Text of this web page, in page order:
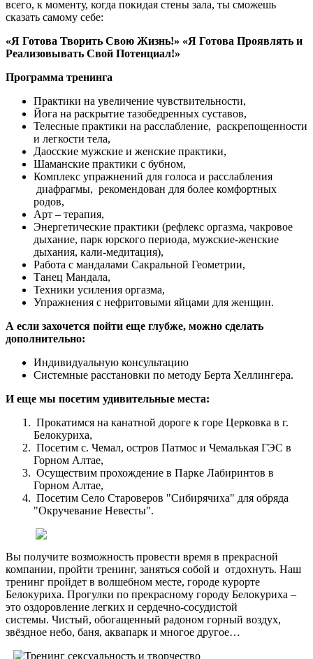
всего, к моменту, когда покидая стены зала, ты сможешь
сказать самому себе:
«Я Готова Творить Свою Жизнь!» «Я Готова Проявлять и
Реализовывать Свой Потенциал!»
Программа тренинга
Практики на увеличение чувствительности,
Йога на раскрытие тазобедренных суставов,
Телесные практики на расслабление, раскрепощенности
и легкости тела,
Даосские мужские и женские практики,
Шаманские практики с бубном,
Комплекс упражнений для голоса и расслабления
диафрагмы, рекомендован для более комфортных
родов,
Арт – терапия,
Энергетические практики (рефлекс оргазма, чакровое
дыхание, парк юрского периода, мужские-женские
дыхания, кали-медитация),
Работа с мандалами Сакральной Геометрии,
Танец Мандала,
Техники усиления оргазма,
Упражнения с нефритовыми яйцами для женщин.
А если захочется пойти еще глубже, можно сделать
дополнительно:
Индивидуальную консультацию
Системные расстановки по методу Берта Хеллингера.
И еще мы посетим удивительные места:
Прокатимся на канатной дороге к горе Церковка в г.
Белокуриха,
Посетим с. Чемал, остров Патмос и Чемалькая ГЭС в
Горном Алтае,
Осуществим прохождение в Парке Лабиринтов в
Горном Алтае,
Посетим Село Староверов "Сибирячиха" для обряда
"Окручевание Невесты".
Вы получите возможность провести время в прекрасной
компании, пройти тренинг, заняться собой и отдохнуть. Наш
тренинг пройдет в волшебном месте, городе курорте
Белокуриха. Прогулки по прекрасному городу Белокуриха –
это оздоровление легких и сердечно-сосудистой
системы. Чистый, обогащенный радоном горный воздух,
звёздное небо, баня, аквапарк и многое другое…